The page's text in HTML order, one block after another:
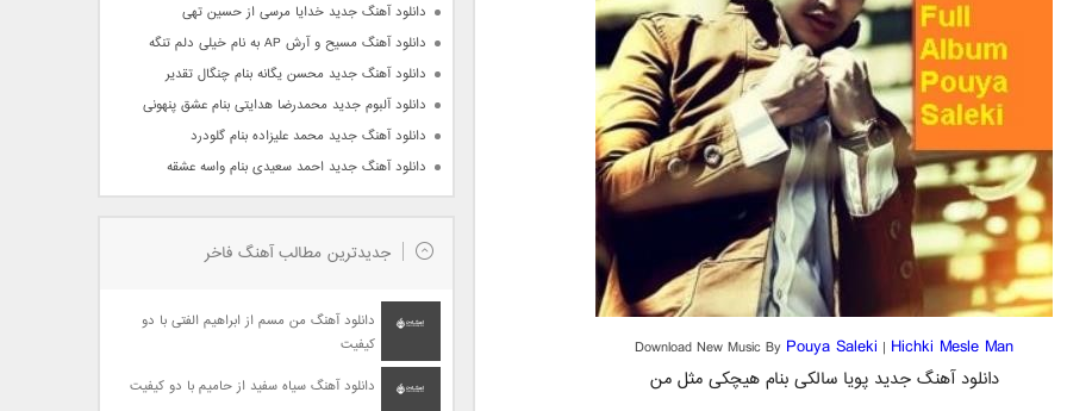
Download New Music By Pouya Saleki | Hichki Mesle Man
دانلود آهنگ جدید پویا سالکی بنام هیچکی مثل من
دانلود آهنگ جدید خدایا مرسی از حسین تهی
دانلود آهنگ مسیح و آرش AP به نام خیلی دلم تنگه
دانلود آهنگ جدید محسن یگانه بنام چنگال تقدیر
دانلود آلبوم جدید محمدرضا هدایتی بنام عشق پنهونی
دانلود آهنگ جدید محمد علیزاده بنام گلودرد
دانلود آهنگ جدید احمد سعیدی بنام واسه عشقه
جدیدترین مطالب آهنگ فاخر
دانلود آهنگ من مسم از ابراهیم الفتی با دو
کیفیت
دانلود آهنگ سیاه سفید از حامیم با دو کیفیت